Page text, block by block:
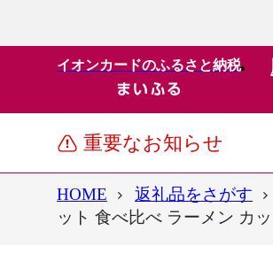
イオンカードのふるさと納税
重要なお知らせ
HOME 返礼品をさがす
ット 食べ比べ ラーメン カ